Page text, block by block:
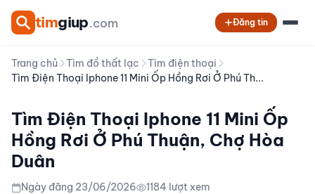
timgiup.com Đăng tin
Trang chủ Tìm đồ thất lạc
Tìm điện thoại
Tìm Điện Thoại Iphone 11 Mini Ốp Hồng Rơi Ở Phú Th...
Tìm Điện Thoại Iphone 11 Mini Ốp
Hồng Rơi Ở Phú Thuận, Chợ Hòa
Duân
Ngày đăng 23/06/2026 1184 lượt xem